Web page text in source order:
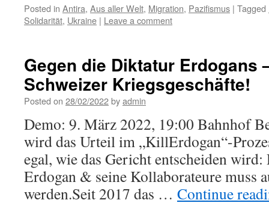
Posted in Antira, Aus aller Welt, Migration, Pazifismus | Tagged
Solidarität, Ukraine | Leave a comment
Gegen die Diktatur Erdogans
Schweizer Kriegsgeschäfte!
Posted on 28/02/2022byadmin
Demo: 9. März 2022, 19:00 Bahnhof
wird das Urteil im „KillErdogan“-
egal, wie das Gericht entscheiden
Erdogan & seine Kollaborateure muss
werden.Seit 2017 das … Continue